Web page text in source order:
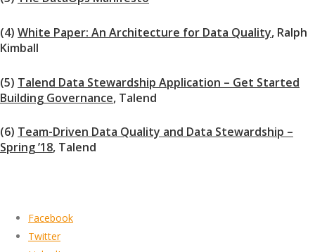
(4) White Paper: An Architecture for Data Quality, Ralph
Kimball
(5) Talend Data Stewardship Application – Get Started
Building Governance, Talend
(6) Team-Driven Data Quality and Data Stewardship –
Spring ’18, Talend
Facebook
Twitter